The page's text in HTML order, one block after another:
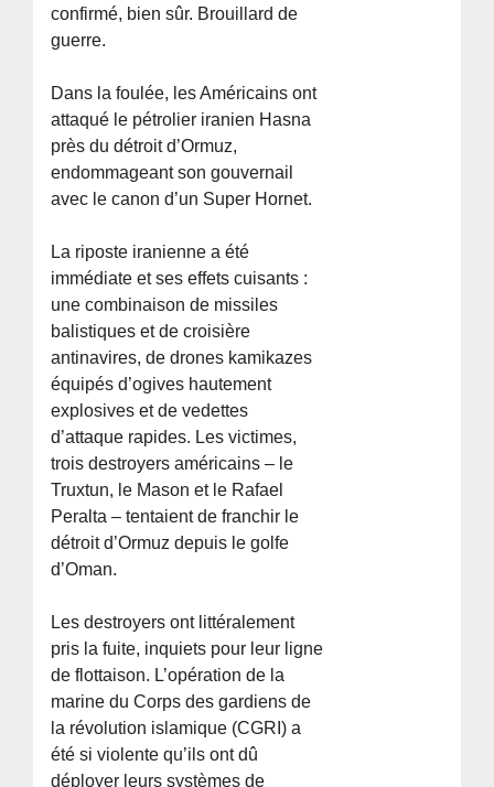
confirmé, bien sûr. Brouillard de
guerre.
Dans la foulée, les Américains ont
attaqué le pétrolier iranien Hasna
près du détroit d’Ormuz,
endommageant son gouvernail
avec le canon d’un Super Hornet.
La riposte iranienne a été
immédiate et ses effets cuisants :
une combinaison de missiles
balistiques et de croisière
antinavires, de drones kamikazes
équipés d’ogives hautement
explosives et de vedettes
d’attaque rapides. Les victimes,
trois destroyers américains – le
Truxtun, le Mason et le Rafael
Peralta – tentaient de franchir le
détroit d’Ormuz depuis le golfe
d’Oman.
Les destroyers ont littéralement
pris la fuite, inquiets pour leur ligne
de flottaison. L’opération de la
marine du Corps des gardiens de
la révolution islamique (CGRI) a
été si violente qu’ils ont dû
déployer leurs systèmes de